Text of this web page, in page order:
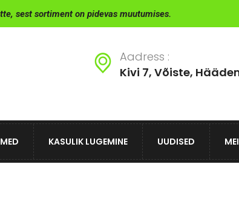
sest sortiment on pidevas muutumises.
Aadress :
Kivi 7, Võiste,
KASULIK LUGEMINE UUDISED